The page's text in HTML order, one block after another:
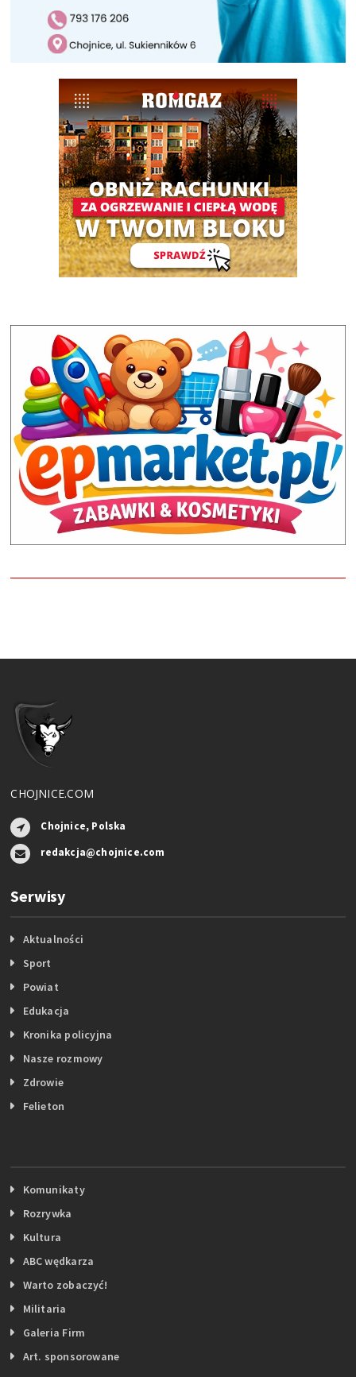
CHOJNICE.COM
Chojnice, Polska
redakcja@chojnice.com
Serwisy
Aktualności
Sport
Powiat
Edukacja
Kronika policyjna
Nasze rozmowy
Zdrowie
Felieton
Komunikaty
Rozrywka
Kultura
ABC wędkarza
Warto zobaczyć!
Militaria
Galeria Firm
Art. sponsorowane